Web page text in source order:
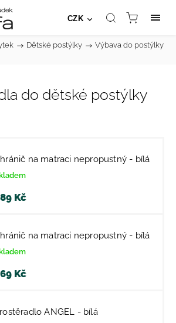
CZK
/ Dětské postýlky /
Výbava do postýlky
do dětské postýlky
na matraci nepropustný - bílá
Kč
na matraci nepropustný - bílá
Kč
ANGEL - bílá